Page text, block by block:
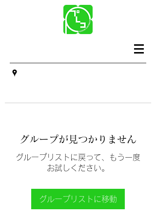
グループが見つかりません
グループリストに戻って、もう一度
お試しください。
グループリストに移動